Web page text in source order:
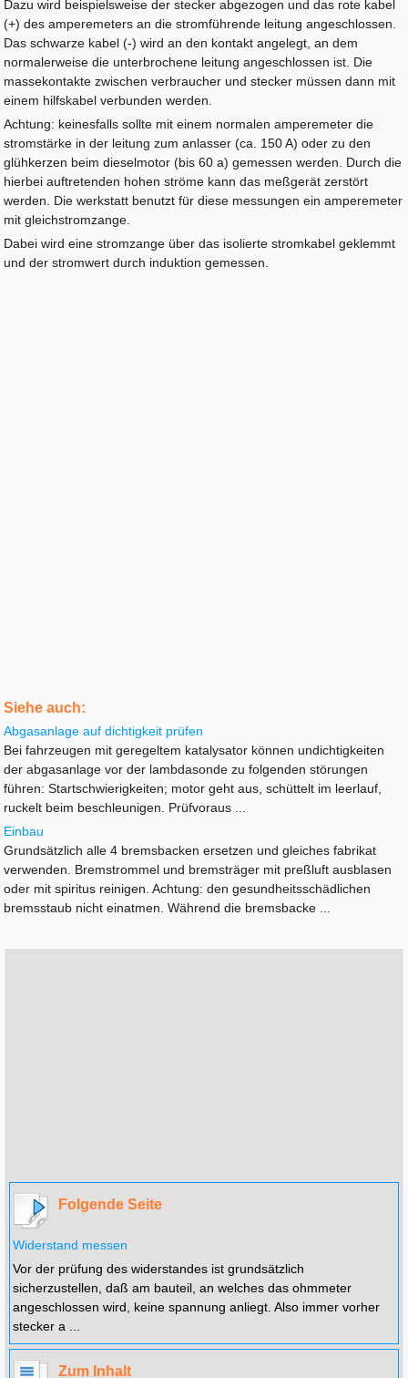
Dazu wird beispielsweise der stecker abgezogen und das rote kabel
(+) des amperemeters an die stromführende leitung angeschlossen.
Das schwarze kabel (-) wird an den kontakt angelegt, an dem
normalerweise die unterbrochene leitung angeschlossen ist. Die
massekontakte zwischen verbraucher und stecker müssen dann mit
einem hilfskabel verbunden werden.
Achtung: keinesfalls sollte mit einem normalen amperemeter die
stromstärke in der leitung zum anlasser (ca. 150 A) oder zu den
glühkerzen beim dieselmotor (bis 60 a) gemessen werden. Durch die
hierbei auftretenden hohen ströme kann das meßgerät zerstört
werden. Die werkstatt benutzt für diese messungen ein amperemeter
mit gleichstromzange.
Dabei wird eine stromzange über das isolierte stromkabel geklemmt
und der stromwert durch induktion gemessen.
Siehe auch:
Abgasanlage auf dichtigkeit prüfen
Bei fahrzeugen mit geregeltem katalysator können undichtigkeiten
der abgasanlage vor der lambdasonde zu folgenden störungen
führen: Startschwierigkeiten; motor geht aus, schüttelt im leerlauf,
ruckelt beim beschleunigen. Prüfvoraus ...
Einbau
Grundsätzlich alle 4 bremsbacken ersetzen und gleiches fabrikat
verwenden. Bremstrommel und bremsträger mit preßluft ausblasen
oder mit spiritus reinigen. Achtung: den gesundheitsschädlichen
bremsstaub nicht einatmen. Während die bremsbacke ...
Folgende Seite
Widerstand messen
Vor der prüfung des widerstandes ist grundsätzlich
sicherzustellen, daß am bauteil, an welches das ohmmeter
angeschlossen wird, keine spannung anliegt. Also immer vorher
stecker a ...
Zum Inhalt